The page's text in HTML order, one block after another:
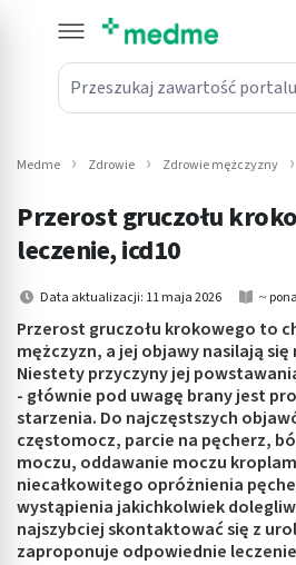
Przeszukaj zawartość portalu
submenu: Leki na receptę
submenu: Mama i dziecko
submenu: Kosmetyki
submenu: Higiena
submenu: Sprzęt medyczny
submenu: Intymne
submenu: Wellness
Medme Zdrowie Zdrowie mężczyzny
Przerost gruczołu
leczenie, icd10
Data aktualizacji: 11 maja 2026 ~
Przerost gruczołu krokowego to
mężczyzn, a jej objawy nasilają
Niestety przyczyny jej
- głównie pod uwagę brany jest
starzenia. Do najczęstszych
częstomocz, parcie na pęcherz,
moczu, oddawanie moczu
niecałkowitego opróżnienia
wystąpienia jakichkolwiek
najszybciej skontaktować się z
zaproponuje odpowiednie